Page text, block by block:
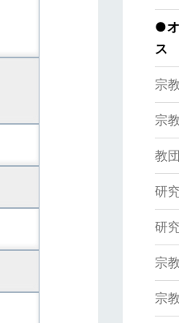
●
ス
宗
宗
教
研
研
宗
宗